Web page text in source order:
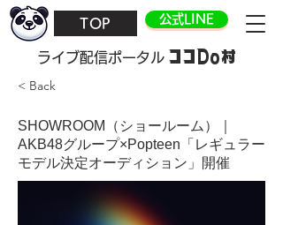
TOP 公式LINE
​ライブ配信ポータル ココDo村
< Back
SHOWROOM（ショールーム）｜
AKB48グループ×Popteen「レギュラー
モデル決定オーディション」開催